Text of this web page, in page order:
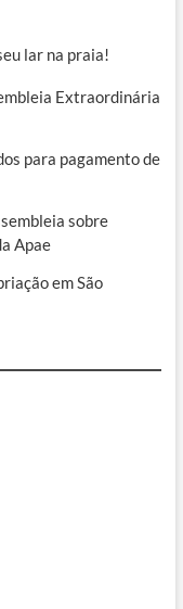
lar na praia!
Extraordinária
para pagamento de
sobre
Apae
em São